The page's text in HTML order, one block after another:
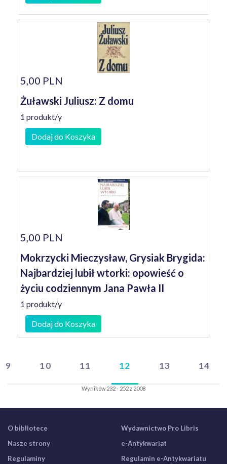
5,00 PLN
Żuławski Juliusz: Z domu
1 produkt/y
Dodaj do Koszyka
5,00 PLN
Mokrzycki Mieczysław, Grysiak Brygida:
Najbardziej lubił wtorki: opowieść o
życiu codziennym Jana Pawła II
1 produkt/y
Dodaj do Koszyka
9 10 11 12 13 14
Wyników 232 - 252 z 2008
O bibliotece
Nasze strony
Regulaminy
Wydawnictwo Pro Libris
e-Antykwariat
Regulamin e-Antykwariatu